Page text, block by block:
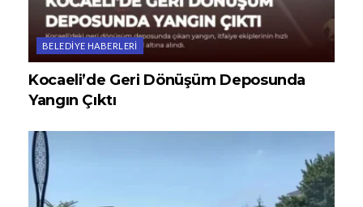
BELEDIYE HABERLERI
Kocaeli’de Geri Dönüşüm Deposunda
Yangın Çıktı